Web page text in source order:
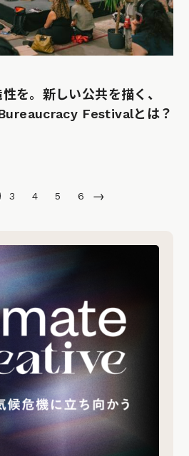
を。新しい公共を描く、
Festivalとは？
3 4 5 6 →